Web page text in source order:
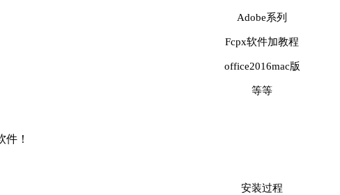
Adobe系列
Fcpx软件加教程
office2016mac版
等等
安装过程